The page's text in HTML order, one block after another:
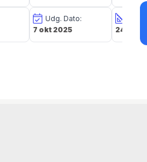
Udg. Dato:
7 okt 2025
24,8 x